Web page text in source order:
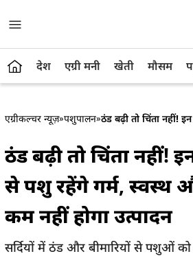
देश एग्री मनी खेती मौसम
एग्रीकल्चर न्यूज़»पशुपालन»ठंड बढ़ी तो चिंता नहीं!
ठंड बढ़ी तो चिंता नहीं!
से पशु रहेंगे गर्म, स्वस्थ
कम नहीं होगा उत्पादन
सर्दियों में ठंड और बीमारियों से पशुओं को